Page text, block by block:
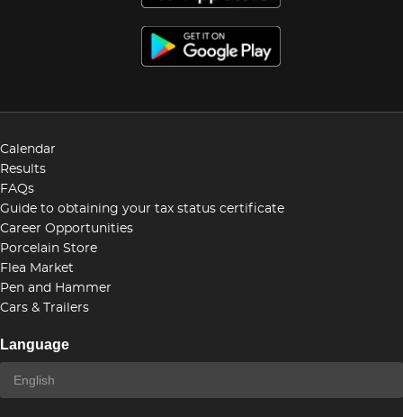
Calendar
Results
FAQs
Guide to obtaining your tax status certificate
Career Opportunities
Porcelain Store
Flea Market
Pen and Hammer
Cars & Trailers
Language